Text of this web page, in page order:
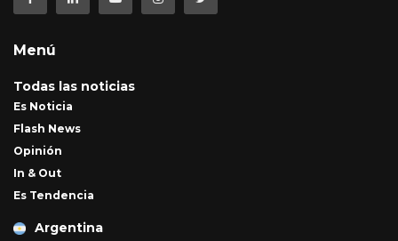
Menú
Todas las noticias
Es Noticia
Flash News
Opinión
In & Out
Es Tendencia
Argentina